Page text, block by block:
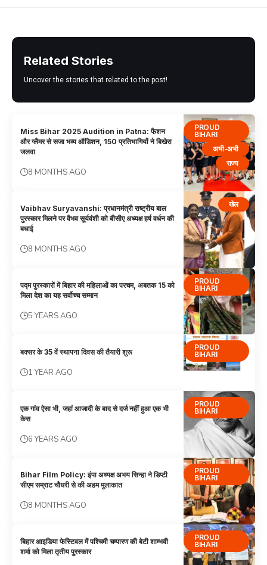
Related Stories
Uncover the stories that related to the post!
PROUD
BIHARI
अभी-अभी
राज्य
Miss Bihar 2025 Audition in Patna: फैशन
और ग्लैमर से सजा भव्य ऑडिशन, 150 प्रतिभागियों ने बिखेरा
जलवा
8 MONTHS AGO
खेल
Vaibhav Suryavanshi: प्रधानमंत्री राष्ट्रीय बाल
पुरस्कार मिलने पर वैभव सूर्यवंशी को बीसीए अध्यक्ष हर्ष वर्धन की
बधाई
8 MONTHS AGO
PROUD
BIHARI
पद्म पुरस्कारों में बिहार की महिलाओं का परचम, अबतक 15 को
मिला देश का यह सर्वोच्च सम्मान
5 YEARS AGO
PROUD
BIHARI
बक्सर के 35 वें स्थापना दिवस की तैयारी शुरू
1 YEAR AGO
PROUD
BIHARI
एक गांव ऐसा भी, जहां आजादी के बाद से दर्ज नहीं हुआ एक भी
केस
6 YEARS AGO
PROUD
BIHARI
Bihar Film Policy: इंपा अध्यक्ष अभय सिन्हा ने डिप्टी
सीएम सम्राट चौधरी से की अहम मुलाकात
8 MONTHS AGO
PROUD
BIHARI
बिहार आइडिया फेस्टिवल में पश्चिमी चम्पारण की बेटी शाम्भवी
शर्मा को मिला तृतीय पुरस्कार